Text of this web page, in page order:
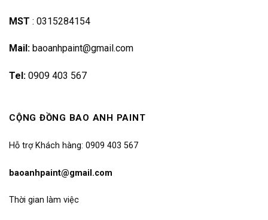
MST : 0315284154
Mail: baoanhpaint@gmail.com
Tel: 0909 403 567
CỘNG ĐỒNG BAO ANH PAINT
Hỗ trợ Khách hàng: 0909 403 567
baoanhpaint@gmail.com
Thời gian làm việc